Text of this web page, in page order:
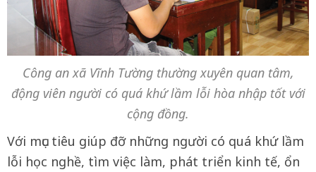
Công an xã Vĩnh Tường thường xuyên quan tâm,
động viên người có quá khứ lầm lỗi hòa nhập tốt với
cộng đồng.
Với mục tiêu giúp đỡ những người có quá khứ lầm
lỗi học nghề, tìm việc làm, phát triển kinh tế, ổn